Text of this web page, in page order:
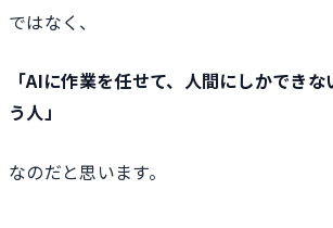
ではなく、
「AIに作業を任せて、人間にしかでき
う人」
なのだと思います。